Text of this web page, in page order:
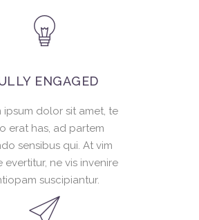
ENGAGED
ipsum dolor sit amet, te
erat has, ad partem
sensibus qui. At vim
evertitur, ne vis invenire
suscipiantur.